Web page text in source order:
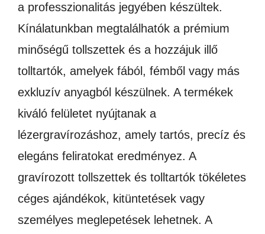
a professzionalitás jegyében készültek.
Kínálatunkban megtalálhatók a prémium
minőségű tollszettek és a hozzájuk illő
tolltartók, amelyek fából, fémből vagy más
exkluzív anyagból készülnek. A termékek
kiváló felületet nyújtanak a
lézergravírozáshoz, amely tartós, precíz és
elegáns feliratokat eredményez. A
gravírozott tollszettek és tolltartók tökéletes
céges ajándékok, kitüntetések vagy
személyes meglepetések lehetnek. A